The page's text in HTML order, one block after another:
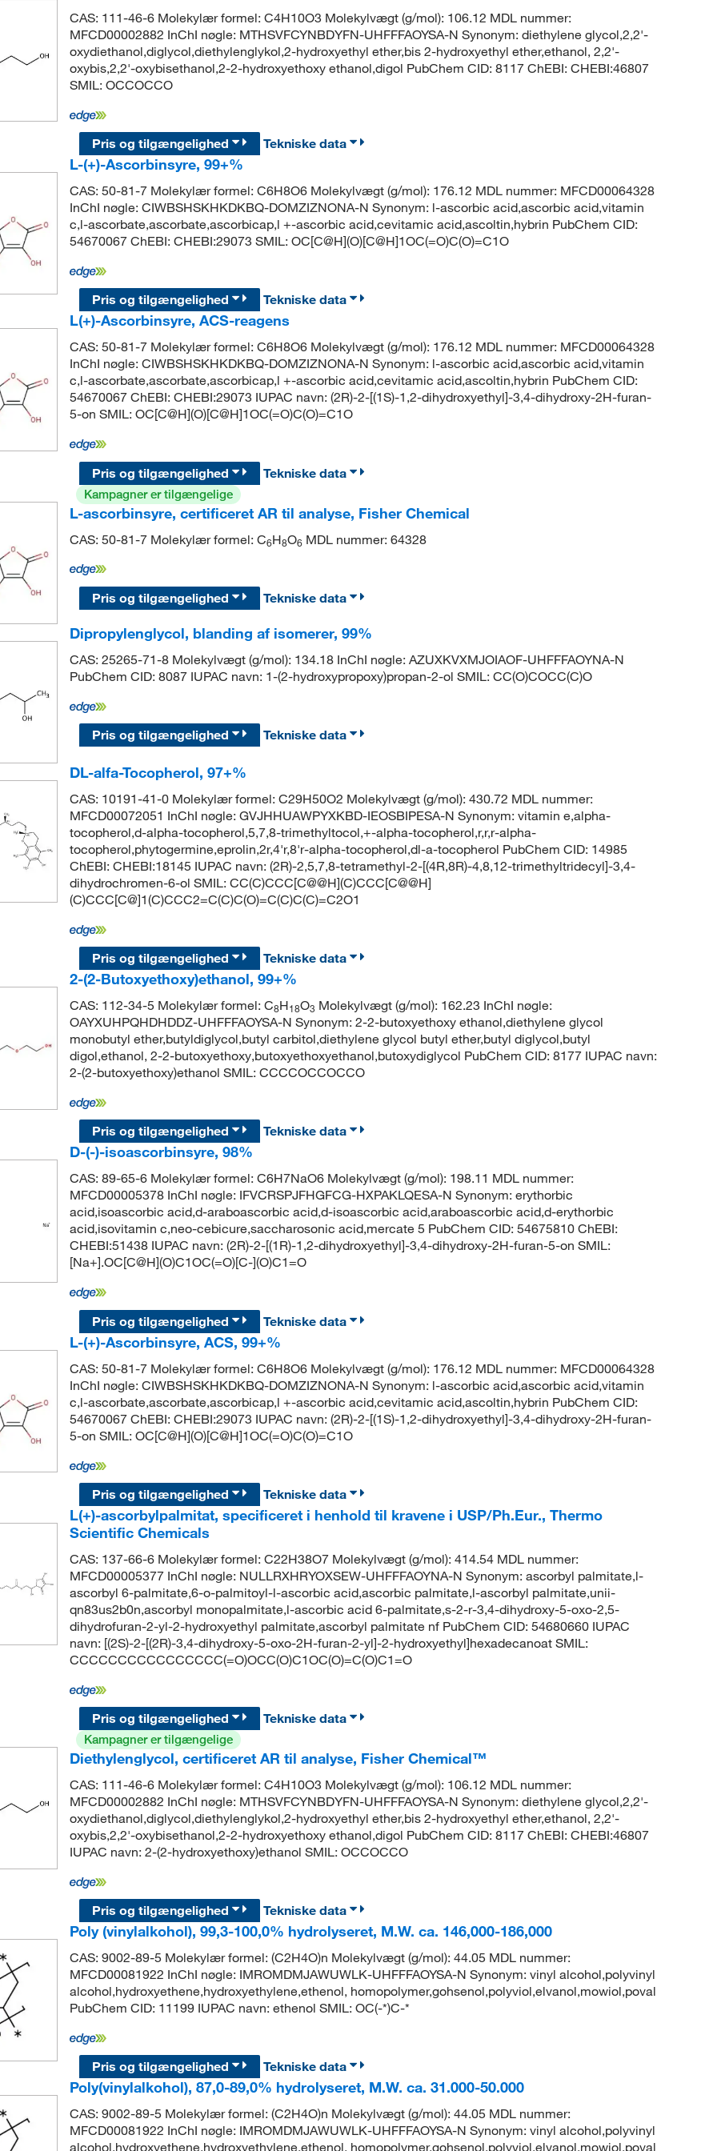
CAS: 111-46-6 Molekylær formel: C4H10O3 Molekylvægt (g/mol): 106.12 MDL nummer:
MFCD00002882 InChI nøgle: MTHSVFCYNBDYFN-UHFFFAOYSA-N Synonym: diethylene glycol,2,2'-
oxydiethanol,diglycol,diethylenglykol,2-hydroxyethyl ether,bis 2-hydroxyethyl ether,ethanol, 2,2'-
oxybis,2,2'-oxybisethanol,2-2-hydroxyethoxy ethanol,digol PubChem CID: 8117 ChEBI: CHEBI:46807
SMIL: OCCOCCO
Pris og tilgængelighed
Tekniske data
L-(+)-Ascorbinsyre, 99+%
CAS: 50-81-7 Molekylær formel: C6H8O6 Molekylvægt (g/mol): 176.12 MDL nummer: MFCD00064328
InChI nøgle: CIWBSHSKHKDKBQ-DOMZIZNONA-N Synonym: l-ascorbic acid,ascorbic acid,vitamin
c,l-ascorbate,ascorbate,ascorbicap,l +-ascorbic acid,cevitamic acid,ascoltin,hybrin PubChem CID:
54670067 ChEBI: CHEBI:29073 SMIL: OC[C@H](O)[C@H]1OC(=O)C(O)=C1O
Pris og tilgængelighed
Tekniske data
L(+)-Ascorbinsyre, ACS-reagens
CAS: 50-81-7 Molekylær formel: C6H8O6 Molekylvægt (g/mol): 176.12 MDL nummer: MFCD00064328
InChI nøgle: CIWBSHSKHKDKBQ-DOMZIZNONA-N Synonym: l-ascorbic acid,ascorbic acid,vitamin
c,l-ascorbate,ascorbate,ascorbicap,l +-ascorbic acid,cevitamic acid,ascoltin,hybrin PubChem CID:
54670067 ChEBI: CHEBI:29073 IUPAC navn: (2R)-2-[(1S)-1,2-dihydroxyethyl]-3,4-dihydroxy-2H-furan-
5-on SMIL: OC[C@H](O)[C@H]1OC(=O)C(O)=C1O
Pris og tilgængelighed
Tekniske data
Kampagner er tilgængelige
L-ascorbinsyre, certificeret AR til analyse, Fisher Chemical
CAS: 50-81-7 Molekylær formel: C6H8O6 MDL nummer: 64328
Pris og tilgængelighed Tekniske data
Dipropylenglycol, blanding af isomerer, 99%
CAS: 25265-71-8 Molekylvægt (g/mol): 134.18 InChI nøgle: AZUXKVXMJOIAOF-UHFFFAOYNA-N
PubChem CID: 8087 IUPAC navn: 1-(2-hydroxypropoxy)propan-2-ol SMIL: CC(O)COCC(C)O
Pris og tilgængelighed Tekniske data
DL-alfa-Tocopherol, 97+%
CAS: 10191-41-0 Molekylær formel: C29H50O2 Molekylvægt (g/mol): 430.72 MDL nummer:
MFCD00072051 InChI nøgle: GVJHHUAWPYXKBD-IEOSBIPESA-N Synonym: vitamin e,alpha-
tocopherol,d-alpha-tocopherol,5,7,8-trimethyltocol,+-alpha-tocopherol,r,r,r-alpha-
tocopherol,phytogermine,eprolin,2r,4'r,8'r-alpha-tocopherol,dl-a-tocopherol PubChem CID: 14985
ChEBI: CHEBI:18145 IUPAC navn: (2R)-2,5,7,8-tetramethyl-2-[(4R,8R)-4,8,12-trimethyltridecyl]-3,4-
dihydrochromen-6-ol SMIL: CC(C)CCC[C@@H](C)CCC[C@@H]
(C)CCC[C@]1(C)CCC2=C(C)C(O)=C(C)C(C)=C2O1
Pris og tilgængelighed
Tekniske data
2-(2-Butoxyethoxy)ethanol, 99+%
CAS: 112-34-5 Molekylær formel: C8H18O3 Molekylvægt (g/mol): 162.23 InChI nøgle:
OAYXUHPQHDHDDZ-UHFFFAOYSA-N Synonym: 2-2-butoxyethoxy ethanol,diethylene glycol
monobutyl ether,butyldiglycol,butyl carbitol,diethylene glycol butyl ether,butyl diglycol,butyl
digol,ethanol, 2-2-butoxyethoxy,butoxyethoxyethanol,butoxydiglycol PubChem CID: 8177 IUPAC navn:
2-(2-butoxyethoxy)ethanol SMIL: CCCCOCCOCCO
Pris og tilgængelighed
Tekniske data
D-(-)-isoascorbinsyre, 98%
CAS: 89-65-6 Molekylær formel: C6H7NaO6 Molekylvægt (g/mol): 198.11 MDL nummer:
MFCD00005378 InChI nøgle: IFVCRSPJFHGFCG-HXPAKLQESA-N Synonym: erythorbic
acid,isoascorbic acid,d-araboascorbic acid,d-isoascorbic acid,araboascorbic acid,d-erythorbic
acid,isovitamin c,neo-cebicure,saccharosonic acid,mercate 5 PubChem CID: 54675810 ChEBI:
CHEBI:51438 IUPAC navn: (2R)-2-[(1R)-1,2-dihydroxyethyl]-3,4-dihydroxy-2H-furan-5-on SMIL:
[Na+].OC[C@H](O)C1OC(=O)[C-](O)C1=O
Pris og tilgængelighed
Tekniske data
L-(+)-Ascorbinsyre, ACS, 99+%
CAS: 50-81-7 Molekylær formel: C6H8O6 Molekylvægt (g/mol): 176.12 MDL nummer: MFCD00064328
InChI nøgle: CIWBSHSKHKDKBQ-DOMZIZNONA-N Synonym: l-ascorbic acid,ascorbic acid,vitamin
c,l-ascorbate,ascorbate,ascorbicap,l +-ascorbic acid,cevitamic acid,ascoltin,hybrin PubChem CID:
54670067 ChEBI: CHEBI:29073 IUPAC navn: (2R)-2-[(1S)-1,2-dihydroxyethyl]-3,4-dihydroxy-2H-furan-
5-on SMIL: OC[C@H](O)[C@H]1OC(=O)C(O)=C1O
Pris og tilgængelighed
Tekniske data
L(+)-ascorbylpalmitat, specificeret i henhold til kravene i USP/Ph.Eur., Thermo
Scientific Chemicals
CAS: 137-66-6 Molekylær formel: C22H38O7 Molekylvægt (g/mol): 414.54 MDL nummer:
MFCD00005377 InChI nøgle: NULLRXHRYOXSEW-UHFFFAOYNA-N Synonym: ascorbyl palmitate,l-
ascorbyl 6-palmitate,6-o-palmitoyl-l-ascorbic acid,ascorbic palmitate,l-ascorbyl palmitate,unii-
qn83us2b0n,ascorbyl monopalmitate,l-ascorbic acid 6-palmitate,s-2-r-3,4-dihydroxy-5-oxo-2,5-
dihydrofuran-2-yl-2-hydroxyethyl palmitate,ascorbyl palmitate nf PubChem CID: 54680660 IUPAC
navn: [(2S)-2-[(2R)-3,4-dihydroxy-5-oxo-2H-furan-2-yl]-2-hydroxyethyl]hexadecanoat SMIL:
CCCCCCCCCCCCCCCC(=O)OCC(O)C1OC(O)=C(O)C1=O
Pris og tilgængelighed
Tekniske data
Kampagner er tilgængelige
Diethylenglycol, certificeret AR til analyse, Fisher Chemical™
CAS: 111-46-6 Molekylær formel: C4H10O3 Molekylvægt (g/mol): 106.12 MDL nummer:
MFCD00002882 InChI nøgle: MTHSVFCYNBDYFN-UHFFFAOYSA-N Synonym: diethylene glycol,2,2'-
oxydiethanol,diglycol,diethylenglykol,2-hydroxyethyl ether,bis 2-hydroxyethyl ether,ethanol, 2,2'-
oxybis,2,2'-oxybisethanol,2-2-hydroxyethoxy ethanol,digol PubChem CID: 8117 ChEBI: CHEBI:46807
IUPAC navn: 2-(2-hydroxyethoxy)ethanol SMIL: OCCOCCO
Pris og tilgængelighed
Tekniske data
Poly (vinylalkohol), 99,3-100,0% hydrolyseret, M.W. ca. 146,000-186,000
CAS: 9002-89-5 Molekylær formel: (C2H4O)n Molekylvægt (g/mol): 44.05 MDL nummer:
MFCD00081922 InChI nøgle: IMROMDMJAWUWLK-UHFFFAOYSA-N Synonym: vinyl alcohol,polyvinyl
alcohol,hydroxyethene,hydroxyethylene,ethenol, homopolymer,gohsenol,polyviol,elvanol,mowiol,poval
PubChem CID: 11199 IUPAC navn: ethenol SMIL: OC(-*)C-*
Pris og tilgængelighed
Tekniske data
Poly(vinylalkohol), 87,0-89,0% hydrolyseret, M.W. ca. 31.000-50.000
CAS: 9002-89-5 Molekylær formel: (C2H4O)n Molekylvægt (g/mol): 44.05 MDL nummer:
MFCD00081922 InChI nøgle: IMROMDMJAWUWLK-UHFFFAOYSA-N Synonym: vinyl alcohol,polyvinyl
alcohol,hydroxyethene,hydroxyethylene,ethenol, homopolymer,gohsenol,polyviol,elvanol,mowiol,poval